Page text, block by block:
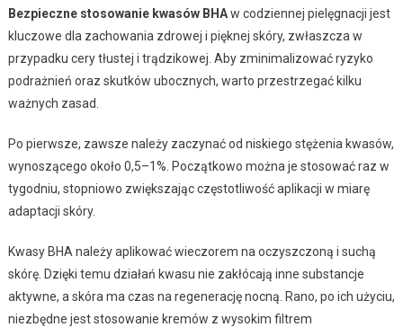
Bezpieczne stosowanie kwasów BHAw codziennej pielęgnacji jest
kluczowe dla zachowania zdrowej i pięknej skóry, zwłaszcza w
przypadku cery tłustej i trądzikowej. Aby zminimalizować ryzyko
podrażnień oraz skutków ubocznych, warto przestrzegać kilku
ważnych zasad.
Po pierwsze, zawsze należy zaczynać od niskiego stężenia kwasów,
wynoszącego około 0,5–1%. Początkowo można je stosować raz w
tygodniu, stopniowo zwiększając częstotliwość aplikacji w miarę
adaptacji skóry.
Kwasy BHA należy aplikować wieczorem na oczyszczoną i suchą
skórę. Dzięki temu działań kwasu nie zakłócają inne substancje
aktywne, a skóra ma czas na regenerację nocną. Rano, po ich użyciu,
niezbędne jest stosowanie kremów z wysokim filtrem